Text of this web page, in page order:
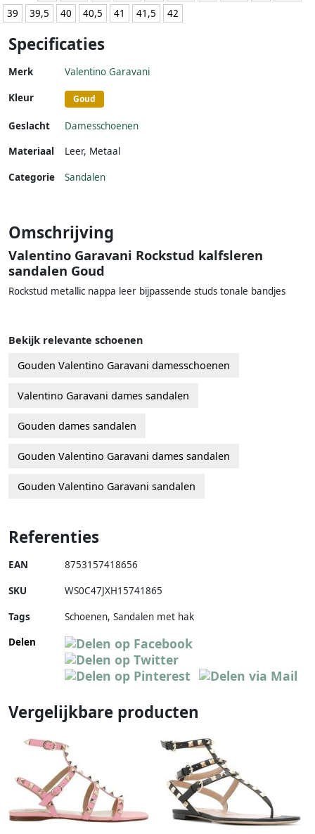
39
39,5 40 40,5 41 41,5 42
Specificaties
Merk Valentino Garavani
Kleur Goud
Geslacht
Damesschoenen
Materiaal
Leer, Metaal
Categorie Sandalen
Omschrijving
Valentino Garavani Rockstud kalfsleren
sandalen Goud
Rockstud metallic nappa leer bijpassende studs tonale bandjes
Bekijk relevante schoenen
Gouden Valentino Garavani damesschoenen
Valentino Garavani dames sandalen
Gouden dames sandalen
Gouden Valentino Garavani dames sandalen
Gouden Valentino Garavani sandalen
Referenties
EAN 8753157418656
SKU WS0C47JXH15741865
Tags
Schoenen, Sandalen met hak
Delen
Vergelijkbare producten